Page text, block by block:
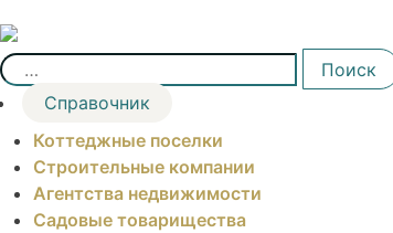
to
content
Найти:
Поиск
Справочник
Коттеджные поселки
Строительные компании
Агентства недвижимости
Садовые товарищества